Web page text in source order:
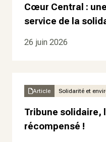
Cœur Central :
service de la
26 juin 2026
Article Solidarité et
Tribune solidaire,
récompensé !